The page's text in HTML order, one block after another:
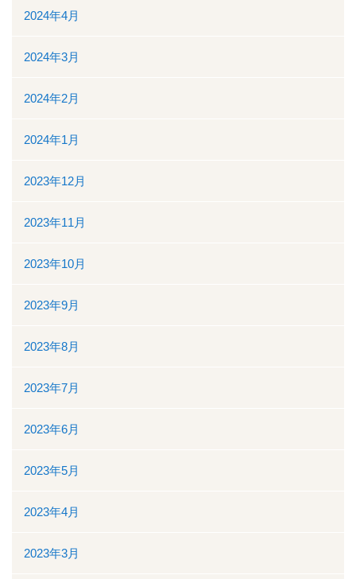
2024年4月
2024年3月
2024年2月
2024年1月
2023年12月
2023年11月
2023年10月
2023年9月
2023年8月
2023年7月
2023年6月
2023年5月
2023年4月
2023年3月